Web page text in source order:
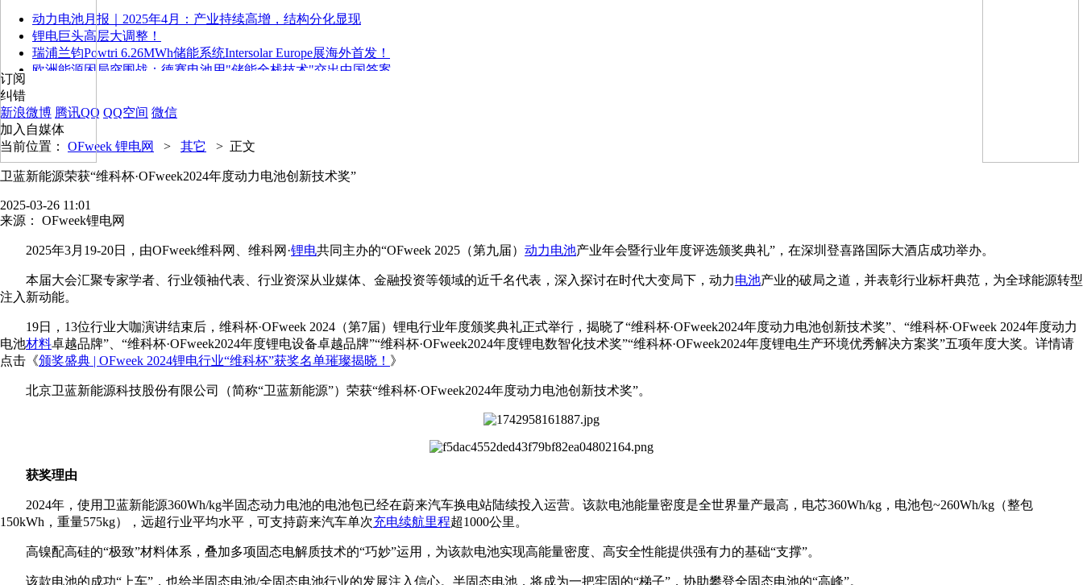
动力电池月报｜2025年4月：产业持续高增，结构分化显现
锂电巨头高层大调整！
瑞浦兰钧Powtri 6.26MWh储能系统Intersolar Europe展海外首发！
欧洲能源困局突围战：德赛电池用"储能全栈技术"交出中国答案
订阅
纠错
新浪微博 腾讯QQ QQ空间 微信
加入自媒体
当前位置： OFweek 锂电网 > 其它 > 正文
卫蓝新能源荣获“维科杯·OFweek2024年度动力电池创新技术奖”
2025-03-26 11:01
来源：
OFweek锂电网
2025年3月19-20日，由OFweek维科网、维科网·锂电共同主办的“OFweek 2025（第九届） 动力电池产业年会暨行业年度评选颁奖典礼”，在深圳登喜路国际大酒店成功举办。
本届大会汇聚专家学者、行业领袖代表、行业资深从业媒体、金融投资等领域的近千名代表，深入探讨在时代大变局下，动力电池产业的破局之道，并表彰行业标杆典范，为全球能源转型
注入新动能。
19日，13位行业大咖演讲结束后，维科杯·OFweek 2024（第7届）锂电行业年度颁奖典礼正式举行，揭晓了“维科杯·OFweek2024年度动力电池创新技术奖”、“维科杯·OFweek 2024年度动力
电池材料卓越品牌”、“维科杯·OFweek2024年度锂电设备卓越品牌”“维科杯·OFweek2024年度锂电数智化技术奖”“维科杯·OFweek2024年度锂电生产环境优秀解决方案奖”五项年度大奖。详情请
点击《颁奖盛典 | OFweek 2024锂电行业“维科杯”获奖名单璀璨揭晓！ 》
北京卫蓝新能源科技股份有限公司（简称“卫蓝新能源”）荣获“维科杯·OFweek2024年度动力电池创新技术奖”。
获奖理由
2024年，使用卫蓝新能源360Wh/kg半固态动力电池的电池包已经在蔚来汽车换电站陆续投入运营。该款电池能量密度是全世界量产最高，电芯360Wh/kg，电池包~260Wh/kg（整包
150kWh，重量575kg），远超行业平均水平，可支持蔚来汽车单次充电续航里程超1000公里。
高镍配高硅的“极致”材料体系，叠加多项固态电解质技术的“巧妙”运用，为该款电池实现高能量密度、高安全性能提供强有力的基础“支撑”。
该款电池的成功“上车”，也给半固态电池/全固态电池行业的发展注入信心。半固态电池，将成为一把牢固的“梯子”，协助攀登全固态电池的“高峰”。